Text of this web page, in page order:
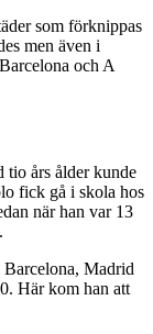
som förknippas
men även i
och A
tio års ålder kunde
fick gå i skola hos
när han var 13
Madrid
Här kom han att